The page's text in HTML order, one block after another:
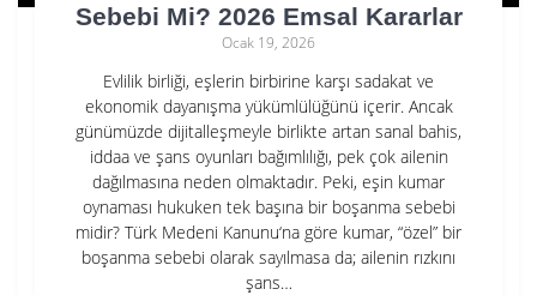
Sebebi Mi? 2026 Emsal Kararlar
Ocak 19, 2026
Evlilik birliği, eşlerin birbirine karşı sadakat ve
ekonomik dayanışma yükümlülüğünü içerir. Ancak
günümüzde dijitalleşmeyle birlikte artan sanal bahis,
iddaa ve şans oyunları bağımlılığı, pek çok ailenin
dağılmasına neden olmaktadır. Peki, eşin kumar
oynaması hukuken tek başına bir boşanma sebebi
midir? Türk Medeni Kanunu‘na göre kumar, “özel” bir
boşanma sebebi olarak sayılmasa da; ailenin rızkını
şans…